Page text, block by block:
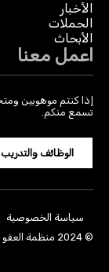
الأخبار
الحملات
الأبحاث
اعمل معنا
إذا كنتم موهوبين
تسمع منكم.
الوظائف والتدريب
سياسة الخصوصية
© 2024 منظمة العفو الدولية